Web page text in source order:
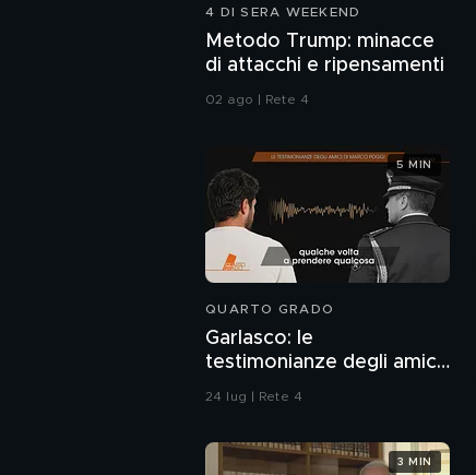
4 DI SERA WEEKEND
Metodo Trump: minacce
di attacchi e ripensamenti
02 ago | Rete 4
QUARTO GRADO
Garlasco: le
testimonianze degli amici
di Marco Poggi
24 lug | Rete 4
5 MIN
3 MIN